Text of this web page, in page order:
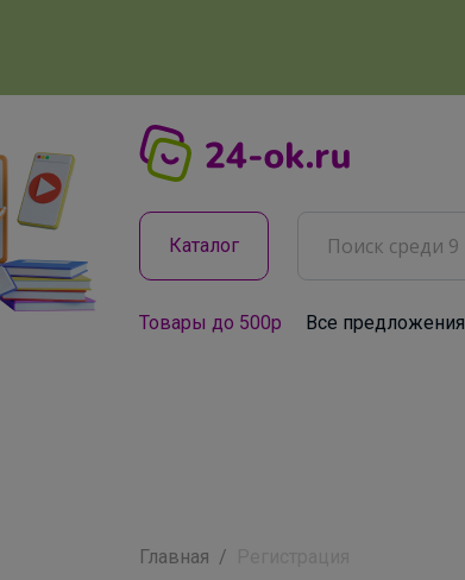
Каталог
Товары до 500р Все предложения
Главная